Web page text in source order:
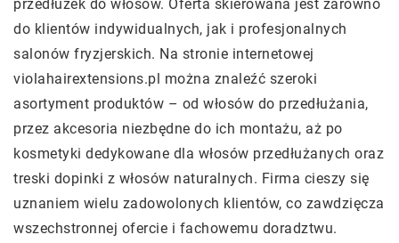
przedłużek do włosów. Oferta skierowana jest zarówno
do klientów indywidualnych, jak i profesjonalnych
salonów fryzjerskich. Na stronie internetowej
violahairextensions.pl można znaleźć szeroki
asortyment produktów – od włosów do przedłużania,
przez akcesoria niezbędne do ich montażu, aż po
kosmetyki dedykowane dla włosów przedłużanych oraz
treski dopinki z włosów naturalnych. Firma cieszy się
uznaniem wielu zadowolonych klientów, co zawdzięcza
wszechstronnej ofercie i fachowemu doradztwu.